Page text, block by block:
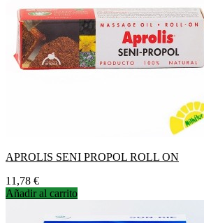
APROLIS SENI PROPOL ROLL ON
Precio
11,78 €
Añadir al carrito